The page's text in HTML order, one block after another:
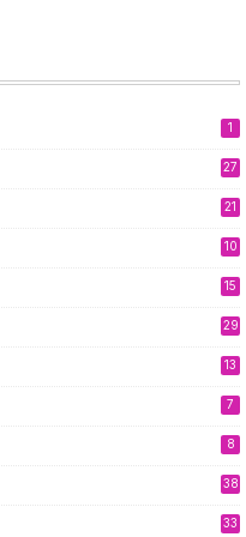
1
27
21
10
15
29
13
7
8
38
33